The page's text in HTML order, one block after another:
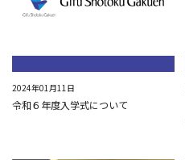
2024年01月11日
令和６年度入学式について